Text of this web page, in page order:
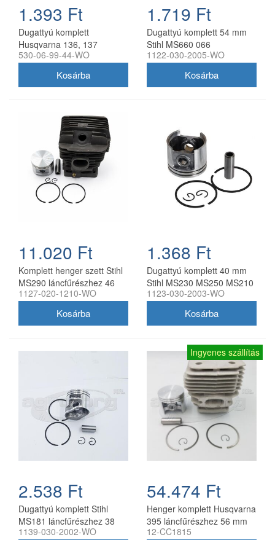
1.393 Ft
Dugattyú komplett
Husqvarna 136, 137
láncfűrészhez 38 mm
530-06-99-44-WO
1.719 Ft
Dugattyú komplett 54 mm
Stihl MS660 066
láncfűrészhez utángyártott
1122-030-2005-WO
11.020 Ft
Komplett henger szett Stihl
MS290 láncfűrészhez 46
mm utángyártott
1127-020-1210-WO
1.368 Ft
Dugattyú komplett 40 mm
Stihl MS230 MS250 MS210
021 023 FS400 utángyártott
1123-030-2003-WO
2.538 Ft
Dugattyú komplett Stihl
MS181 láncfűrészhez 38
mm utángyártott
1139-030-2002-WO
Ingyenes szállítás
54.474 Ft
Henger komplett Husqvarna
395 láncfűrészhez 56 mm
utángyártott Meteor
12-CC1815